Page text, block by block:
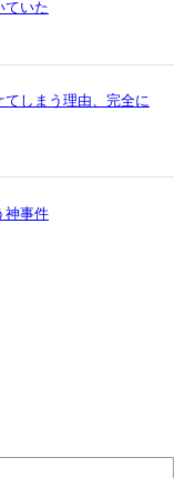
ていた
てしまう理由、完全に
神事件